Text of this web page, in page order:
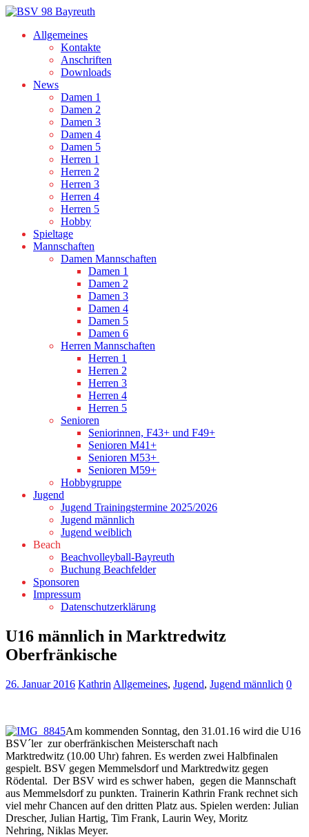
Allgemeines
Kontakte
Anschriften
Downloads
News
Damen 1
Damen 2
Damen 3
Damen 4
Damen 5
Herren 1
Herren 2
Herren 3
Herren 4
Herren 5
Hobby
Spieltage
Mannschaften
Damen Mannschaften
Damen 1
Damen 2
Damen 3
Damen 4
Damen 5
Damen 6
Herren Mannschaften
Herren 1
Herren 2
Herren 3
Herren 4
Herren 5
Senioren
Seniorinnen, F43+ und F49+
Senioren M41+
Senioren M53+
Senioren M59+
Hobbygruppe
Jugend
Jugend Trainingstermine 2025/2026
Jugend männlich
Jugend weiblich
Beach
Beachvolleyball-Bayreuth
Buchung Beachfelder
Sponsoren
Impressum
Datenschutzerklärung
U16 männlich in Marktredwitz
Oberfränkische
26. Januar 2016 Kathrin Allgemeines, Jugend, Jugend männlich 0
Am kommenden Sonntag, den 31.01.16 wird die U16
BSV´ler zur oberfränkischen Meisterschaft nach
Marktredwitz (10.00 Uhr) fahren. Es werden zwei Halbfinalen
gespielt. BSV gegen Memmelsdorf und Marktredwitz gegen
Rödental. Der BSV wird es schwer haben, gegen die Mannschaft
aus Memmelsdorf zu punkten. Trainerin Kathrin Frank rechnet sich
viel mehr Chancen auf den dritten Platz aus. Spielen werden: Julian
Drescher, Julian Hartig, Tim Frank, Laurin Wey, Moritz
Nehring, Niklas Meyer.